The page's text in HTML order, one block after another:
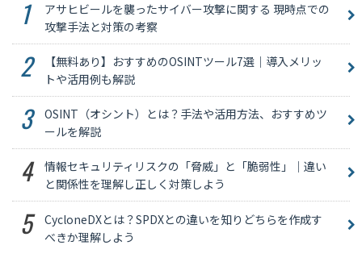
アサヒビールを襲ったサイバー攻撃に関する 現時点での
攻撃手法と対策の考察
【無料あり】おすすめのOSINTツール7選｜導入メリッ
トや活用例も解説
OSINT（オシント）とは？手法や活用方法、おすすめツ
ールを解説
情報セキュリティリスクの「脅威」と「脆弱性」｜違い
と関係性を理解し正しく対策しよう
CycloneDXとは？SPDXとの違いを知りどちらを作成す
べきか理解しよう